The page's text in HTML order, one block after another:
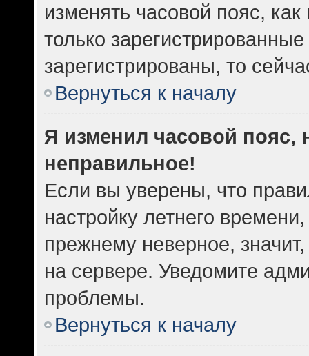
изменять часовой пояс,
только
зарегистрированы, то
Вернуться к началу
Я изменил часовой пояс,
неправильное!
Если вы уверены, что
настройку летнего
прежнему неверное,
на сервере. Уведомите
проблемы.
Вернуться к началу